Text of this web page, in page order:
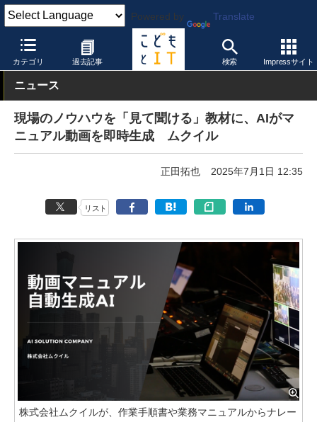
Powered by Translate
カテゴリ 過去記事 検索 Impressサイト
こどもとIT 製品・サービス
ニュース
現場のノウハウを「見て聞ける」教材に、AIがマ
ニュアル動画を即時生成 ムクイル
正田拓也 2025年7月1日 12:35
リスト
株式会社ムクイルが、作業手順書や業務マニュアルからナレー